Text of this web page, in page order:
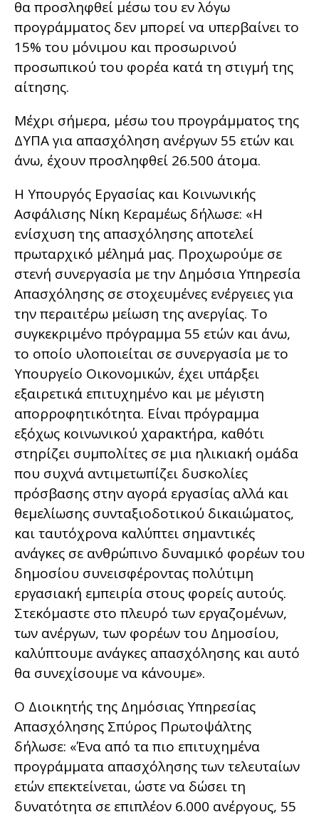
θα προσληφθεί μέσω του εν λόγω
προγράμματος δεν μπορεί να υπερβαίνει το
15% του μόνιμου και προσωρινού
προσωπικού του φορέα κατά τη στιγμή της
αίτησης.
Μέχρι σήμερα, μέσω του προγράμματος της
ΔΥΠΑ για απασχόληση ανέργων 55 ετών και
άνω, έχουν προσληφθεί 26.500 άτομα.
Η Υπουργός Εργασίας και Κοινωνικής
Ασφάλισης Νίκη Κεραμέως δήλωσε: «Η
ενίσχυση της απασχόλησης αποτελεί
πρωταρχικό μέλημά μας. Προχωρούμε σε
στενή συνεργασία με την Δημόσια Υπηρεσία
Απασχόλησης σε στοχευμένες ενέργειες για
την περαιτέρω μείωση της ανεργίας. Το
συγκεκριμένο πρόγραμμα 55 ετών και άνω,
το οποίο υλοποιείται σε συνεργασία με το
Υπουργείο Οικονομικών, έχει υπάρξει
εξαιρετικά επιτυχημένο και με μέγιστη
απορροφητικότητα. Είναι πρόγραμμα
εξόχως κοινωνικού χαρακτήρα, καθότι
στηρίζει συμπολίτες σε μια ηλικιακή ομάδα
που συχνά αντιμετωπίζει δυσκολίες
πρόσβασης στην αγορά εργασίας αλλά και
θεμελίωσης συνταξιοδοτικού δικαιώματος,
και ταυτόχρονα καλύπτει σημαντικές
ανάγκες σε ανθρώπινο δυναμικό φορέων του
δημοσίου συνεισφέροντας πολύτιμη
εργασιακή εμπειρία στους φορείς αυτούς.
Στεκόμαστε στο πλευρό των εργαζομένων,
των ανέργων, των φορέων του Δημοσίου,
καλύπτουμε ανάγκες απασχόλησης και αυτό
θα συνεχίσουμε να κάνουμε».
Ο Διοικητής της Δημόσιας Υπηρεσίας
Απασχόλησης Σπύρος Πρωτοψάλτης
δήλωσε: «Ένα από τα πιο επιτυχημένα
προγράμματα απασχόλησης των τελευταίων
ετών επεκτείνεται, ώστε να δώσει τη
δυνατότητα σε επιπλέον 6.000 ανέργους, 55